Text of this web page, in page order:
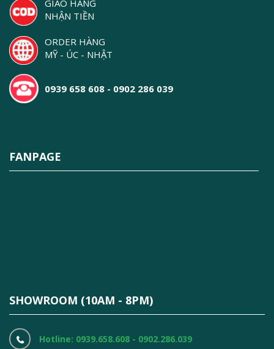
GIAO HÀNG
NHẬN TIỀN
ORDER HÀNG
MỸ - ÚC - NHẬT
0939 658 608 - 0902 286 039
FANPAGE
SHOWROOM (10AM - 8PM)
Hotline: 0939.658.608 - 0902.286.039